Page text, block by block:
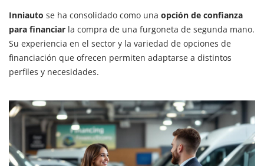
Inniauto se ha consolidado como una opción de confianza
para financiar la compra de una furgoneta de segunda mano.
Su experiencia en el sector y la variedad de opciones de
financiación que ofrecen permiten adaptarse a distintos
perfiles y necesidades.